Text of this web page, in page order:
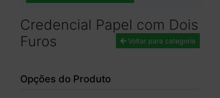
Credencial Papel com Dois
Furos
Voltar para categoria
Opções do Produto